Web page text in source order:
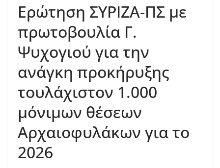
Ερώτηση ΣΥΡΙΖΑ-ΠΣ με
πρωτοβουλία Γ.
Ψυχογιού για την
ανάγκη προκήρυξης
τουλάχιστον 1.000
μόνιμων θέσεων
Αρχαιοφυλάκων για το
2026